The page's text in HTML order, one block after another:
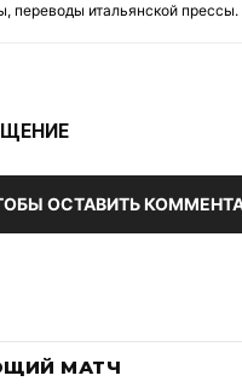
переводы итальянской прессы.
ОСТАВИТЬ